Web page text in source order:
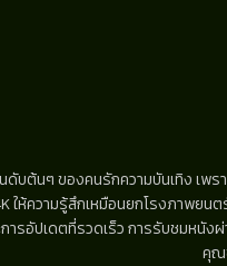
บต้นๆ ของคนรักความบันเทิง เพร
ห้ความรู้สึกเหมือนยกโรงภาพยน
อัปเดตที่รวดเร็ว การรับชมหนัง
คุณ